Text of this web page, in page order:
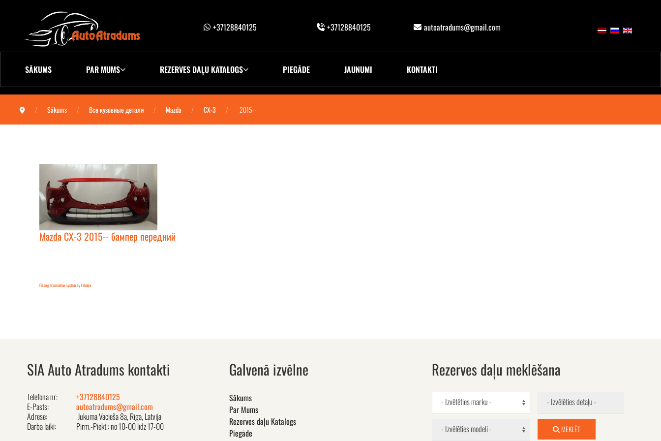
+37128840125 +37128840125 autoatradums@gmail.com
SĀKUMS PAR MUMS REZERVES DAĻU KATALOGS PIEGĀDE JAUNUMI KONTAKTI
Sākums Все кузовные детали Mazda CX-3 2015--
Mazda CX-3 2015-- бампер передний
FaLang translation system by Faboba
SIA Auto Atradums kontakti
Telefona nr:
+37128840125
E-Pasts:
autoatradums@gmail.com
Adrese:
Jukuma Vacieša 8a, Rīga, Latvija
Darba laiki:
Pirm.-Piekt.: no 10-00 līdz 17-00
Galvenā izvēlne
Sākums
Par Mums
Rezerves daļu Katalogs
Piegāde
Rezerves daļu meklēšana
- Izvētēties marku -
- Izvēlēties modeli -
- Izvēlēties detaļu -
MEKLĒT